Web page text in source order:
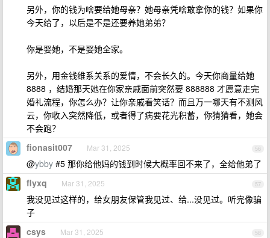
另外，你的钱为啥要给她母亲？她母亲凭啥敢拿你的钱？如果你
今天给了，以后是不是还要养她弟弟？
你是娶她，不是娶她全家。
另外，用金钱维系关系的爱情，不会长久的。今天你商量给她
8888 ，结婚那天她在你家亲戚面前突然要 888888 才愿意走完
婚礼流程，你怎么办？让你亲戚看笑话？而且万一哪天有不测风
云，你收入突然降低，或者得了病要花光积蓄，你猜猜看，她会
不会跑？
56
fionasit007 Mar 31, 2025
@ybby #5 那你给他妈的钱到时候大概率回不来了，全给他弟了
57
flyxq Mar 31, 2025
我没见过这样的，给女朋友保管我见过、给...没见过。听完像骗
子
58
csys Mar 31, 2025